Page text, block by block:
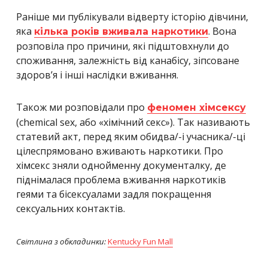
Раніше ми публікували відверту історію дівчини,
яка кілька років вживала наркотики. Вона
розповіла про причини, які підштовхнули до
споживання, залежність від канабісу, зіпсоване
здоров’я і інші наслідки вживання.
Також ми розповідали про феномен хімсексу
(chemical sex, або «хімічний секс»). Так називають
статевий акт, перед яким обидва/-і учасника/-ці
цілеспрямовано вживають наркотики. Про
хімсекс зняли однойменну документалку, де
піднімалася проблема вживання наркотиків
геями та бісексуалами задля покращення
сексуальних контактів.
Світлина з обкладинки:Kentucky Fun Mall